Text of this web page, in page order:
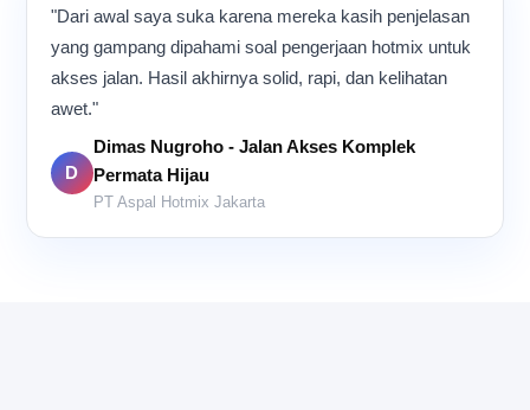
"Dari awal saya suka karena mereka kasih penjelasan
yang gampang dipahami soal pengerjaan hotmix untuk
akses jalan. Hasil akhirnya solid, rapi, dan kelihatan
awet."
D
Dimas Nugroho - Jalan Akses Komplek
Permata Hijau
PT Aspal Hotmix Jakarta